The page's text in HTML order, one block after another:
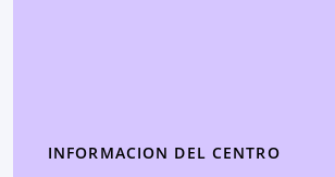
INFORMACION DEL CENTRO